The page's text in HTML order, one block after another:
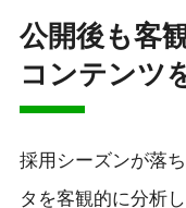
公開後も客
コンテンツ
採用シーズンが落
タを客観的に分析